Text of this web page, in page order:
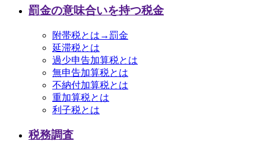
罰金の意味合いを持つ税金
附帯税とは→罰金
延滞税とは
過少申告加算税とは
無申告加算税とは
不納付加算税とは
重加算税とは
利子税とは
税務調査